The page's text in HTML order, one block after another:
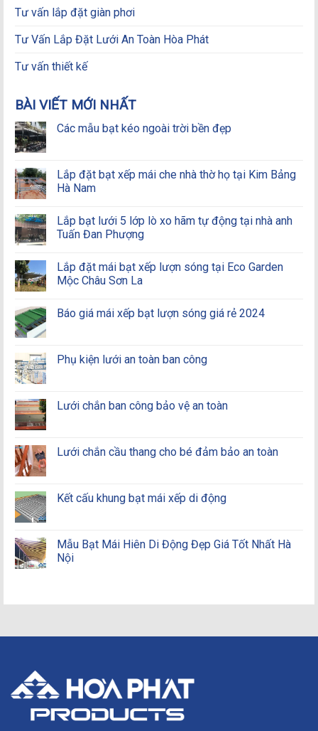
Tư vấn lắp đặt giàn phơi
Tư Vấn Lắp Đặt Lưới An Toàn Hòa Phát
Tư vấn thiết kế
BÀI VIẾT MỚI NHẤT
Các mẫu bạt kéo ngoài trời bền đẹp
Lắp đặt bạt xếp mái che nhà thờ họ tại Kim Bảng
Hà Nam
Lắp bạt lưới 5 lớp lò xo hãm tự động tại nhà anh
Tuấn Đan Phượng
Lắp đặt mái bạt xếp lượn sóng tại Eco Garden
Mộc Châu Sơn La
Báo giá mái xếp bạt lượn sóng giá rẻ 2024
Phụ kiện lưới an toàn ban công
Lưới chắn ban công bảo vệ an toàn
Lưới chắn cầu thang cho bé đảm bảo an toàn
Kết cấu khung bạt mái xếp di động
Mẫu Bạt Mái Hiên Di Động Đẹp Giá Tốt Nhất Hà
Nội